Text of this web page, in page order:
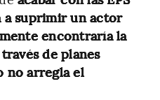
a suprimir un actor
encontraría la
de planes
no arregla el